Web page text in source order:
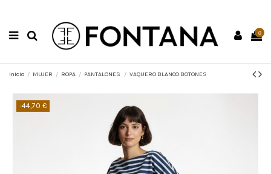
0
Inicio MUJER ROPA PANTALONES VAQUERO BLANCO BOTONES
-44,70 €